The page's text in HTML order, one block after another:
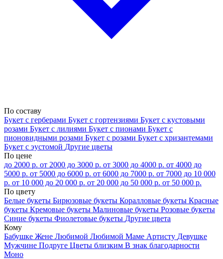
По составу
Букет с герберами Букет с гортензиями Букет с кустовыми
розами Букет с лилиями Букет с пионами Букет с
пионовидными розами Букет с розами Букет с хризантемами
Букет с эустомой Другие цветы
По цене
до 2000 р. от 2000 до 3000 р. от 3000 до 4000 р. от 4000 до
5000 р. от 5000 до 6000 р. от 6000 до 7000 р. от 7000 до 10 000
р. от 10 000 до 20 000 р. от 20 000 до 50 000 р. от 50 000 р.
По цвету
Белые букеты Бирюзовые букеты Коралловые букеты Красные
букеты Кремовые букеты Малиновые букеты Розовые букеты
Синие букеты Фиолетовые букеты Другие цвета
Кому
Бабушке Жене Любимой Любимой Маме Артисту Девушке
Мужчине Подруге Цветы близким В знак благодарности
Моно